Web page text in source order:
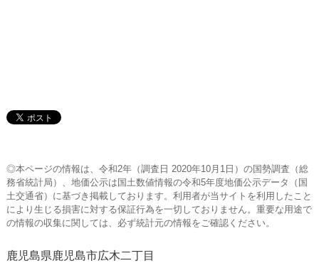
◎本ページの情報は、令和2年（調査日 2020年10月1日）の国勢調査（総
務省統計局）、地価公示は国土数値情報の令和5年度地価公示データ（国
土交通省）に基づき掲載しております。利用者が当サイトを利用したこと
により生じる損害に対する保証行為を一切しておりません。重要な用途で
の情報の収集に関しては、必ず統計元の情報をご確認ください。
鹿児島県鹿児島市広木二丁目